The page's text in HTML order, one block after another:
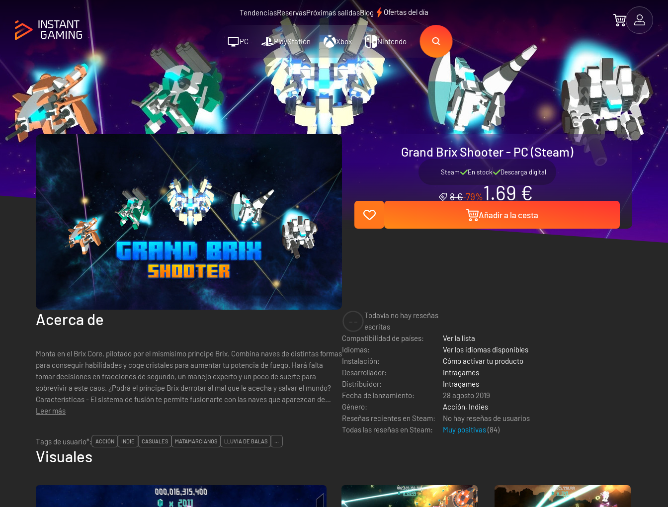
TendenciasReservasPróximas salidasBlog Ofertas del día
PC PlayStation Xbox Nintendo
Grand Brix Shooter - PC (Steam)
Steam En stock Descarga digital
8 €-79%1.69 €
Añadir a la cesta
Acerca de
Monta en el Brix Core, pilotado por el mismísimo príncipe Brix. Combina naves de distintas formas
para conseguir habilidades y coge cristales para aumentar tu potencia de fuego. Hará falta
tomar decisiones en fracciones de segundo, un manejo experto y un poco de suerte para
sobrevivir a este caos. ¿Podrá el príncipe Brix derrotar al mal que le acecha y salvar el mundo?
Características - El sistema de fusión te permite fusionarte con las naves que aparezcan de
forma aleatoria - El si...
Leer más
Todavía no hay reseñas
escritas
Compatibilidad de países:
Ver la lista
Idiomas:
Ver los idiomas disponibles
Instalación:
Cómo activar tu producto
Desarrollador:
Intragames
Distribuidor:
Intragames
Fecha de lanzamiento:
28 agosto 2019
Género:
Acción, Indies
Reseñas recientes en Steam:
No hay reseñas de usuarios
Todas las reseñas en Steam:
Muy positivas(84)
Tags de usuario*:
ACCIÓN INDIE CASUALES MATAMARCIANOS LLUVIA DE BALAS ...
Visuales